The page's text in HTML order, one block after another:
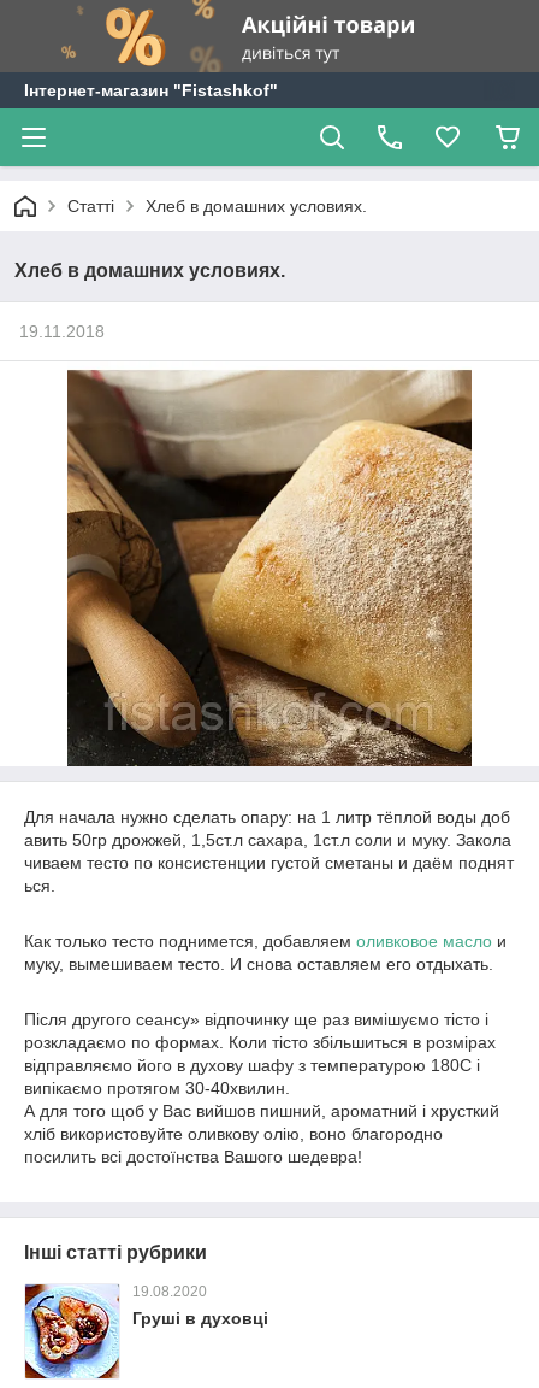
Інтернет-магазин "Fistashkof"
Статті Хлеб в домашних условиях.
Хлеб в домашних условиях.
19.11.2018
Для начала нужно сделать опару: на 1 литр тёплой воды доб
авить 50гр дрожжей, 1,5ст.л сахара, 1ст.л соли и муку. Закола
чиваем тесто по консистенции густой сметаны и даём поднят
ься.
Как только тесто поднимется, добавляем оливковое масло и
муку, вымешиваем тесто. И снова оставляем его отдыхать.
Після другого сеансу» відпочинку ще раз вимішуємо тісто і
розкладаємо по формах. Коли тісто збільшиться в розмірах
відправляємо його в духову шафу з температурою 180С і
випікаємо протягом 30-40хвилин.
А для того щоб у Вас вийшов пишний, ароматний і хрусткий
хліб використовуйте оливкову олію, воно благородно
посилить всі достоїнства Вашого шедевра!
Інші статті рубрики
19.08.2020
Груші в духовці